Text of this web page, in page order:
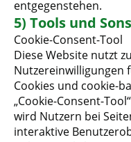
entgegenstehen.
5) Tools und
Cookie-Consent-Tool
Diese Website nutzt
Nutzereinwilligungen
Cookies und cookie-
„Cookie-Consent-
wird Nutzern bei
interaktive